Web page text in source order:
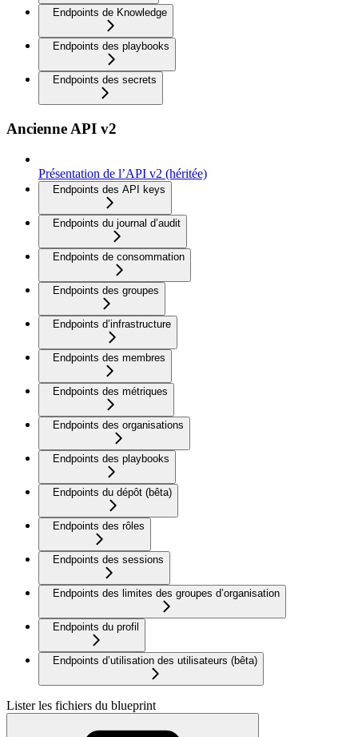
Endpoints de Knowledge
Endpoints des playbooks
Endpoints des secrets
Ancienne API v2
Présentation de l’API v2 (héritée)
Endpoints des API keys
Endpoints du journal d’audit
Endpoints de consommation
Endpoints des groupes
Endpoints d’infrastructure
Endpoints des membres
Endpoints des métriques
Endpoints des organisations
Endpoints des playbooks
Endpoints du dépôt (bêta)
Endpoints des rôles
Endpoints des sessions
Endpoints des limites des groupes d’organisation
Endpoints du profil
Endpoints d’utilisation des utilisateurs (bêta)
Lister les fichiers du blueprint